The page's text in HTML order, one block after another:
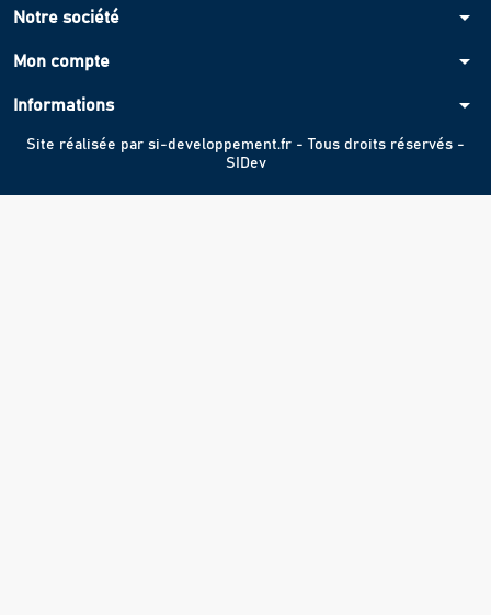
Notre société arrow_drop_down
Mon compte arrow_drop_down
Informations arrow_drop_down
Site réalisée par si-developpement.fr - Tous droits réservés -
SIDev